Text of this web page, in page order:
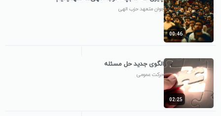
00:46
جوان متعهد حزب الهی
02:25
الگوی جدید حل مسئله
حرکت عمومی